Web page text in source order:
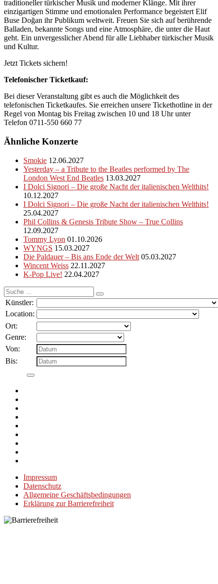
traditioneller türkischer Musik und moderner Klänge. Mit ihrer
einzigartigen Stimme und emotionalen Performance begeistert Elif
Buse Doğan ihr Publikum weltweit. Freuen Sie sich auf berührende
Balladen, bekannte Songs und eine Atmosphäre, die unter die Haut
geht. Ein unvergesslicher Abend für alle Liebhaber türkischer Musik
und Kultur.
Jetzt Tickets sichern!
Telefonischer Ticketkauf:
Bei dieser Veranstaltung gibt es auch die Möglichkeit des
telefonischen Ticketkaufes. Sie erreichen unsere Tickethotline in der
Regel von Montag bis Freitag zwischen 10 und 18 Uhr unter
Telefon 0711-550 660 77
Ähnliche Konzerte
Smokie 12.06.2027
Yesterday – a Tribute to the Beatles performed by The
London West End Beatles 13.03.2027
I Dolci Signori – Die große Nacht der italienischen Welthits!
10.12.2027
I Dolci Signori – Die große Nacht der italienischen Welthits!
25.04.2027
Phil Collins & Genesis Tribute Show – True Collins
12.09.2027
Tommy Lyon 01.10.2026
WYNGS 15.03.2027
Die Paldauer – Bis ans Ende der Welt 05.03.2027
Wincent Weiss 22.11.2027
K-Pop Live! 22.04.2027
Suche
nach:
Künstler:
Location:
Ort:
Genre:
Von:
Bis:
Impressum
Datenschutz
Allgemeine Geschäftsbedingungen
Erklärung zur Barrierefreiheit